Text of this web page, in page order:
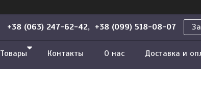
+38 (063) 247-62-42, +38 (099) 518-08-07
Товары Контакты О нас Доставка и